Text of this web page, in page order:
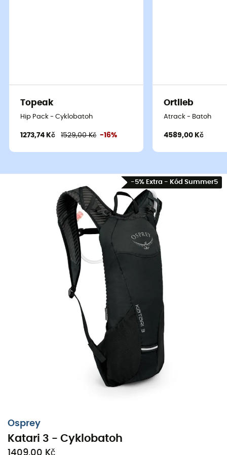
Topeak
Hip Pack - Cyklobatoh
1273,74 Kč 1529,00 Kč -16%
Ortlieb
Atrack - Batoh
4589,00 Kč
-5% Extra - Kód Summer5
Osprey
Katari 3 - Cyklobatoh
1409,00 Kč